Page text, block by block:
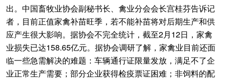
出。中国畜牧业协会副秘书长、禽业分会会长宫桂芬告诉记
者，目前正值家禽补苗旺季，若不能补苗将对后期生产和供
应产生很大影响。据协会不完全统计，截至2月12日，家禽
业损失已达158.65亿元。据协会调研了解，家禽业目前还面
临一些急需解决的难题：车辆通行证限量发放，满足不了企
业正常生产需要；部分企业获得检疫票证困难；非饲料的配